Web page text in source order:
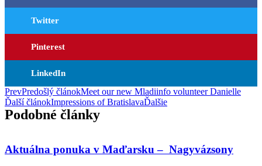
Twitter
Pinterest
LinkedIn
PrevPredošlý článokMeet our new Mladiinfo volunteer Danielle
Ďalší článokImpressions of BratislavaĎalšie
Podobné články
Aktuálna ponuka v Maďarsku – Nagyvázsony